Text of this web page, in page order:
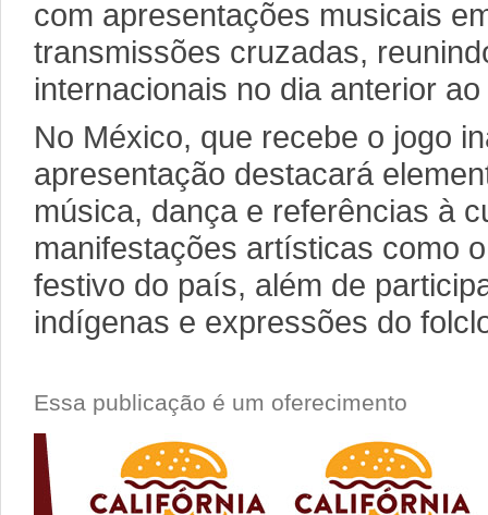
com apresentações musicais
transmissões cruzadas,
internacionais no dia anterior
No México, que recebe o jogo
apresentação destacará
música, dança e referências à
manifestações artísticas como
festivo do país, além de
indígenas e expressões do
Essa publicação é um oferecimento